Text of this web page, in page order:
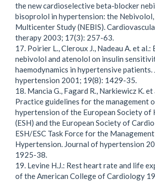
the new cardioselective beta-blocker
bisoprolol in hypertension: the
Multicenter Study (NEBIS).
therapy 2003; 17(3): 257-63.
17. Poirier L., Cleroux J., Nadeau A. et
nebivolol and atenolol on insulin
haemodynamics in hypertensive
hypertension 2001; 19(8): 1429-35.
18. Mancia G., Fagard R., Narkiewicz K.
Practice guidelines for the management
hypertension of the European Society of
(ESH) and the European Society of
ESH/ESC Task Force for the
Hypertension. Journal of hypertension
1925-38.
19. Levine H.J.: Rest heart rate and life
of the American College of Cardiology